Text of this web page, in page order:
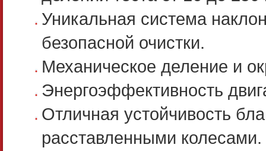
Уникальная система
безопасной очистки.
Механическое деление и
Энергоэффективность
Отличная устойчивость
расставленными колесами.